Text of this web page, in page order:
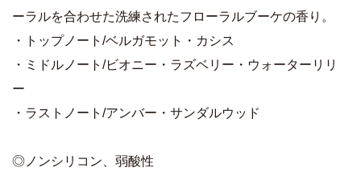
ーラルを合わせた洗練されたフローラルブーケの香り。
・トップノート/ベルガモット・カシス
・ミドルノート/ビオニー・ラズベリー・ウォーターリリ
ー
・ラストノート/アンバー・サンダルウッド
◎ノンシリコン、弱酸性